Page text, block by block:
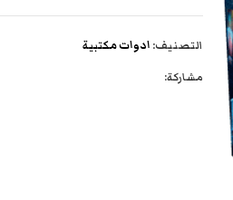
التصنيف: ادوات مكتبية
مشاركة: